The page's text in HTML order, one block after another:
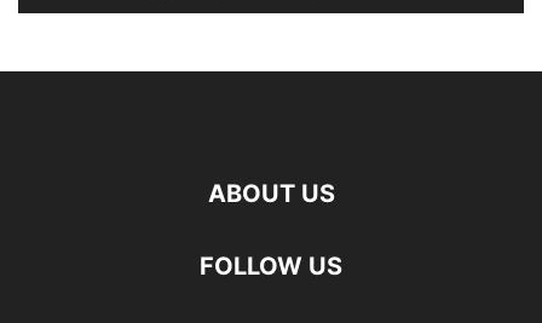
ABOUT US
FOLLOW US